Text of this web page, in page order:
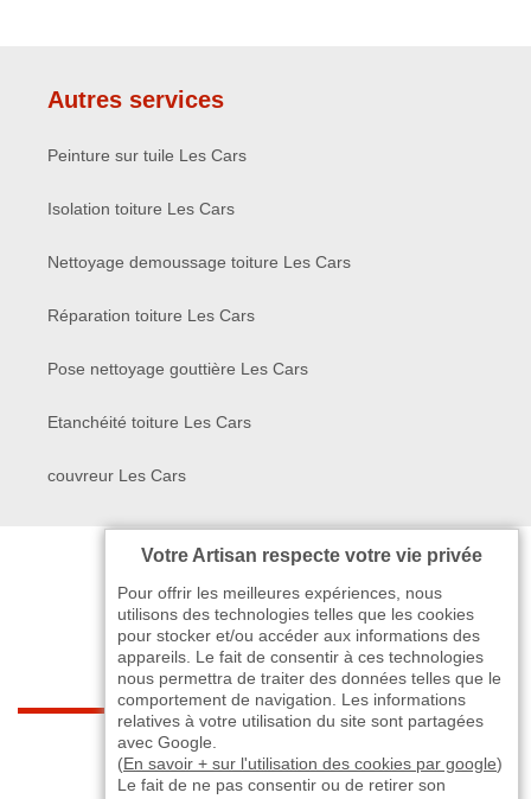
Autres services
Peinture sur tuile Les Cars
Isolation toiture Les Cars
Nettoyage demoussage toiture Les Cars
Réparation toiture Les Cars
Pose nettoyage gouttière Les Cars
Etanchéité toiture Les Cars
couvreur Les Cars
Votre Artisan respecte votre vie privée
Pour offrir les meilleures expériences, nous
utilisons des technologies telles que les cookies
pour stocker et/ou accéder aux informations des
appareils. Le fait de consentir à ces technologies
nous permettra de traiter des données telles que le
comportement de navigation. Les informations
relatives à votre utilisation du site sont partagées
avec Google.
(En savoir + sur l'utilisation des cookies par google)
Le fait de ne pas consentir ou de retirer son